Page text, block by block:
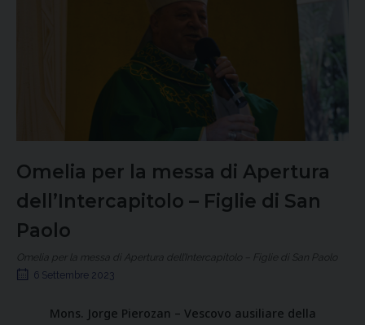
Omelia per la messa di Apertura
dell’Intercapitolo – Figlie di San
Paolo
Omelia per la messa di Apertura dell’Intercapitolo – Figlie di San Paolo
6 Settembre 2023
Mons. Jorge Pierozan – Vescovo ausiliare della